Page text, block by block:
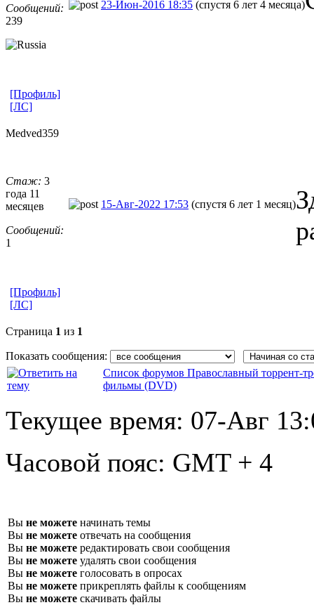
Сообщений:
239
23-Июн-2016 18:35 (спустя 6 лет 4 месяца)
[Профиль]
[ЛС]
Medved359
Стаж: 3
года 11
месяцев
Сообщений:
1
15-Авг-2022 17:53 (спустя 6 лет 1 месяц)
[Профиль]
[ЛС]
Страница 1 из 1
Показать сообщения:
Список форумов Православный торрент-
фильмы (DVD)
Текущее время: 07-Авг
Часовой пояс: GMT + 4
Вы не можете начинать темы
Вы не можете отвечать на сообщения
Вы не можете редактировать свои сообщения
Вы не можете удалять свои сообщения
Вы не можете голосовать в опросах
Вы не можете прикреплять файлы к сообщениям
Вы не можете скачивать файлы